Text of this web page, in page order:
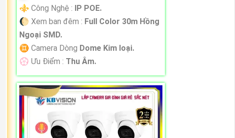
⚜️ Công Nghệ : IP POE.
🌔 Xem ban đêm : Full Color 30m Hồng
Ngoại SMD.
♊ Camera Dòng Dome Kim loại.
️💮 Ưu Điểm : Thu Âm.